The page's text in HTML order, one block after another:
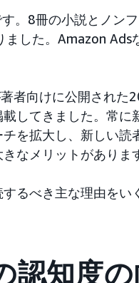
。8冊の小説とノン
ました。Amazon Ads
者向けに公開された
してきました。常
を拡大し、新しい
なメリットがありま
るべき主な理由をい
認知度